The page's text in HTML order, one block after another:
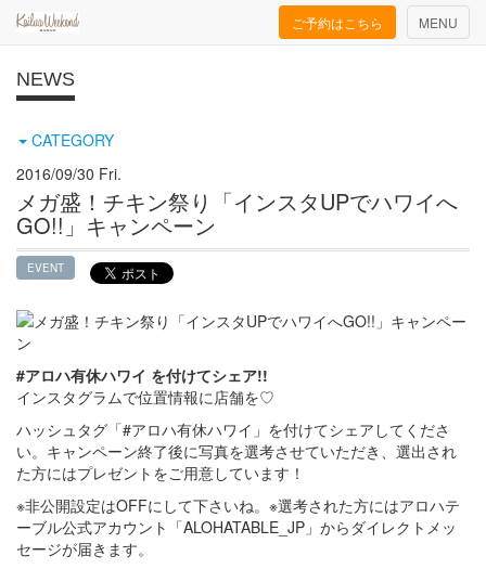
Toggle
navigation
MENU
ご予約はこちら
NEWS
CATEGORY
2016/09/30 Fri.
メガ盛！チキン祭り「インスタUPでハワイへ
GO!!」キャンペーン
EVENT
#アロハ有休ハワイ を付けてシェア!!
インスタグラムで位置情報に店舗を♡
ハッシュタグ「#アロハ有休ハワイ」を付けてシェアしてくださ
い。キャンペーン終了後に写真を選考させていただき、選出され
た方にはプレゼントをご用意しています！
※非公開設定はOFFにして下さいね。※選考された方にはアロハテ
ーブル公式アカウント「ALOHATABLE_JP」からダイレクトメッ
セージが届きます。